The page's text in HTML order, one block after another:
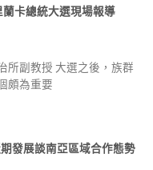
卡總統大選現場報導
所副教授 大選之後，族群
頗為重要
發展談南亞區域合作態勢